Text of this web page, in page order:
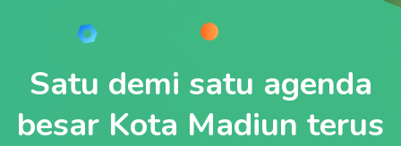
Satu demi satu agenda
besar Kota Madiun terus